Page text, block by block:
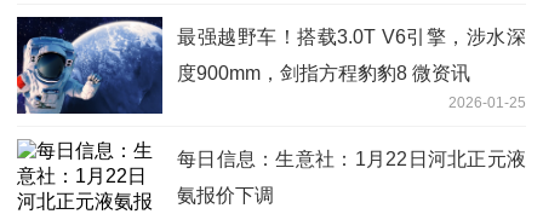
最强越野车！搭载3.0T V6引擎，涉水深
度900mm，剑指方程豹豹8 微资讯
2026-01-25
每日信息：生意社：1月22日河北正元液
氨报价下调